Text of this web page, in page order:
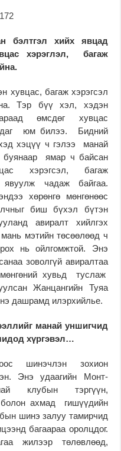
бэлтгэл хийх явцад
хэрэглэл, багаж
хувцас, багаж хэрэгсэл
Тэр бүү хэл, хэдэн
өмсдөг хувцас
юм билээ. Бидний
хэцүү ч гэлээ манай
буянаар ямар ч байсан
хэрэгсэл, багаж
явуулж чадаж байгаа.
хөрөнгө мөнгөнөөс
биш бүхэл бүтэн
авиралт хийлгэх
мэтийн төсөөлөөд ч
нь ойлгомжтой. Энэ
зоволгүй авиралтаа
хувьд туслаж
Жанцангийн Туяа
дашрамд илэрхийлье.
манай уншигчид
хүргэвэл…
шинэчлэн зохион
Энэ удаагийн Монт-
клубын тэргүүн,
болон ахмад гишүүдийн
шинэ залуу тамирчид
багаараа оролцдог.
жилээр төлөвлөөд,